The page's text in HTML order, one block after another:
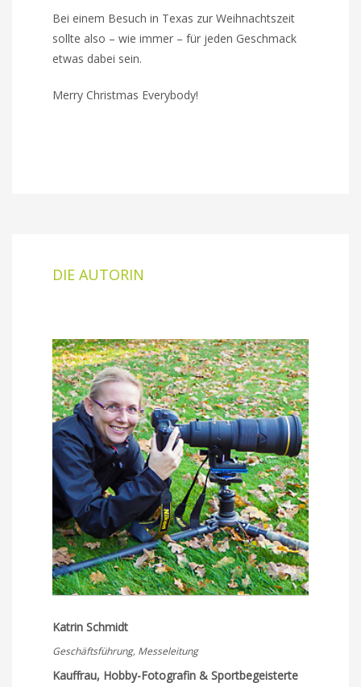
Bei einem Besuch in Texas zur Weihnachtszeit
sollte also – wie immer – für jeden Geschmack
etwas dabei sein.
Merry Christmas Everybody!
DIE AUTORIN
Katrin Schmidt
Geschäftsführung, Messeleitung
Kauffrau, Hobby-Fotografin & Sportbegeisterte